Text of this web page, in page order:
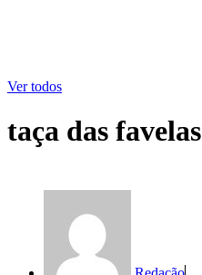
Ver todos
taça das favelas